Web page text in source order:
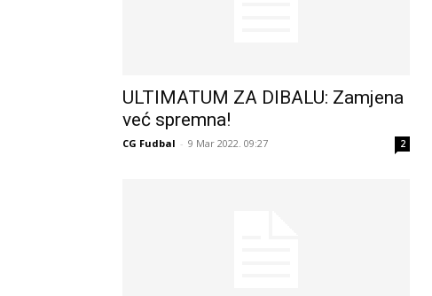
ULTIMATUM ZA DIBALU: Zamjena
već spremna!
CG Fudbal - 9 Mar 2022. 09:27 2